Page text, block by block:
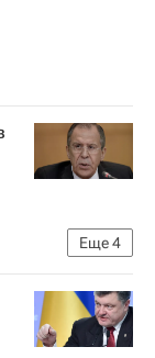
Еще4
Министерство иностранных дел Российской Федерации (МИД РФ)